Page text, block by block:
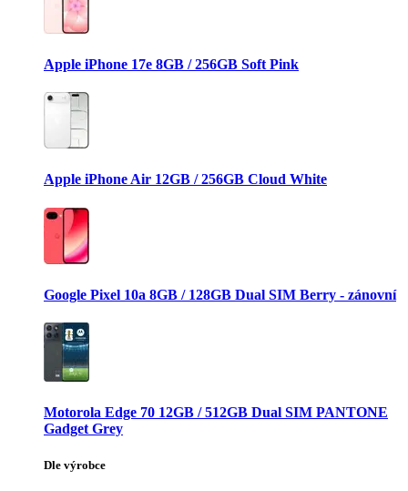
Apple iPhone 17e 8GB / 256GB Soft Pink
Apple iPhone Air 12GB / 256GB Cloud White
Google Pixel 10a 8GB / 128GB Dual SIM Berry - zánovní
Motorola Edge 70 12GB / 512GB Dual SIM PANTONE
Gadget Grey
Dle výrobce